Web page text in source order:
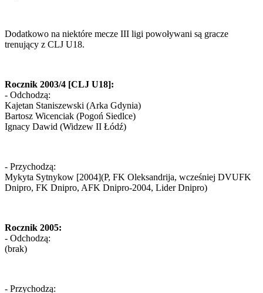
Dodatkowo na niektóre mecze III ligi powoływani są gracze
trenujący z CLJ U18.
Rocznik 2003/4 [CLJ U18]:
- Odchodzą:
Kajetan Staniszewski (Arka Gdynia)
Bartosz Wicenciak (Pogoń Siedlce)
Ignacy Dawid (Widzew II Łódź)
- Przychodzą:
Mykyta Sytnykow [2004](P, FK Oleksandrija, wcześniej DVUFK
Dnipro, FK Dnipro, AFK Dnipro-2004, Lider Dnipro)
Rocznik 2005:
- Odchodzą:
(brak)
- Przychodzą: